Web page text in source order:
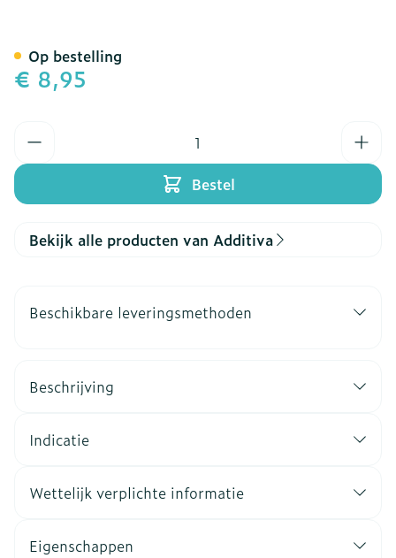
€ 8,95
Bestel
Op bestelling
Bekijk alle producten van Additiva
Beschikbare leveringsmethoden
Beschrijving
Indicatie
Wettelijk verplichte informatie
Eigenschappen